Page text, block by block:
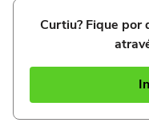
Curtiu? Fique por